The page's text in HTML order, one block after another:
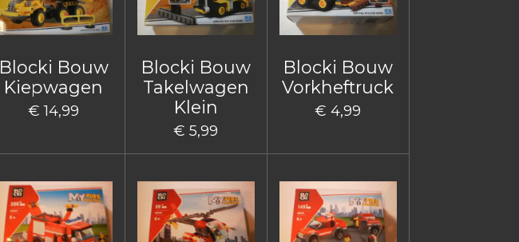
Blocki Bouw
Kiepwagen
€ 14,99
Blocki Bouw
Takelwagen
Klein
€ 5,99
Blocki Bouw
Vorkheftruck
€ 4,99